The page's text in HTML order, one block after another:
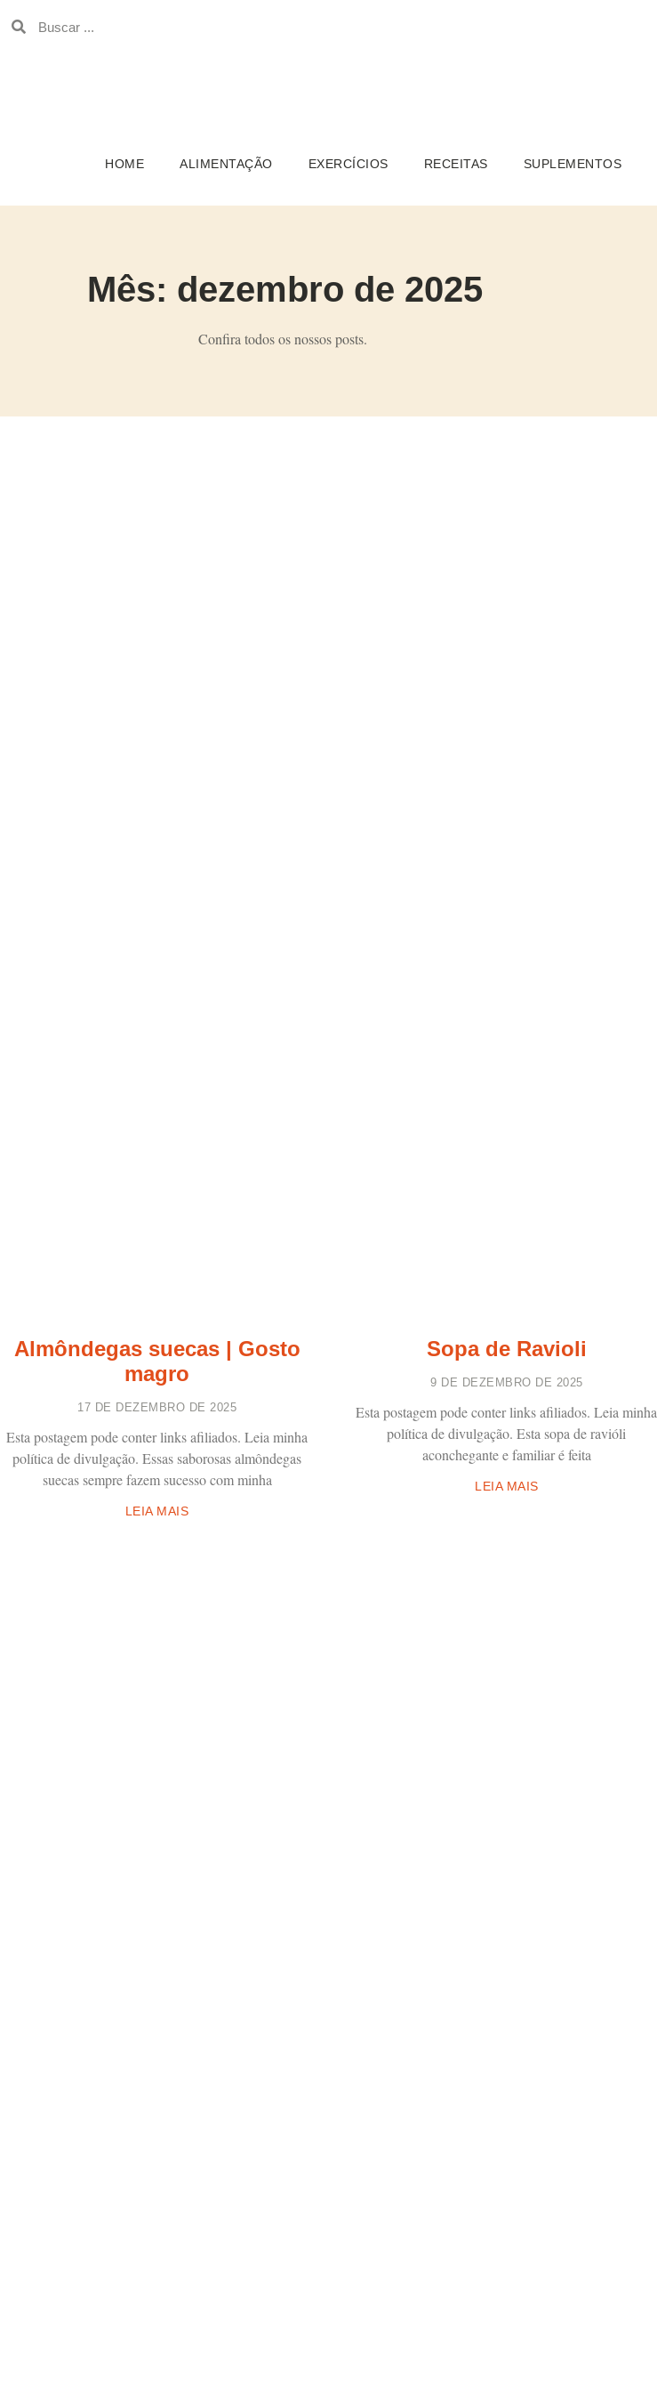
HOME ALIMENTAÇÃO EXERCÍCIOS RECEITAS SUPLEMENTOS
Mês: dezembro de 2025
Confira todos os nossos posts.
Almôndegas suecas | Gosto
magro
17 DE DEZEMBRO DE 2025
Esta postagem pode conter links afiliados. Leia minha
política de divulgação. Essas saborosas almôndegas
suecas sempre fazem sucesso com minha
LEIA MAIS
Sopa de Ravioli
9 DE DEZEMBRO DE 2025
Esta postagem pode conter links afiliados. Leia minha
política de divulgação. Esta sopa de ravióli
aconchegante e familiar é feita
LEIA MAIS